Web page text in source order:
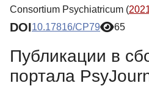
Consortium Psychiatricum (
DOI10.17816/CP79 65
Публикации в
портала